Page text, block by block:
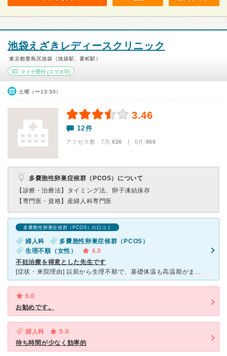
池袋えざきレディースクリニック
東京都豊島区池袋（池袋駅、要町駅）
マイナ受付 (スマホ可)
土曜（〜13:30）
3.46
12件
アクセス数 7月:626 | 6月:666
多嚢胞性卵巣症候群（PCOS）について
【診療・治療法】 タイミング法、卵子凍結保存
【専門医・資格】 産婦人科専門医
多嚢胞性卵巣症候群（PCOS）の口コミ
婦人科
多嚢胞性卵巣症候群（PCOS）
生理不順（女性）
4.0
不妊治療を得意とした先生です
[症状・来院理由] 以前から生理不順で、基礎体温も高温期がまったくなく他の病院で「多嚢胞性卵巣症候群」と診断されました。その病院は「治療は子どもがほしいと思う頃でいい」と言われて不安だったため、知人
5.0
お勧めです。
婦人科
5.0
待ち時間が少なく効率的